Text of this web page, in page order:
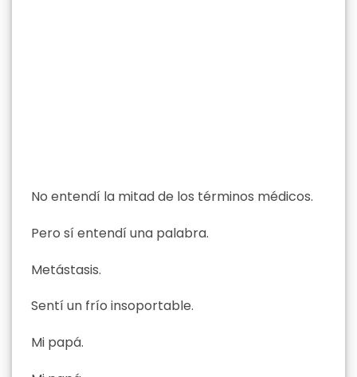
No entendí la mitad de los términos médicos.
Pero sí entendí una palabra.
Metástasis.
Sentí un frío insoportable.
Mi papá.